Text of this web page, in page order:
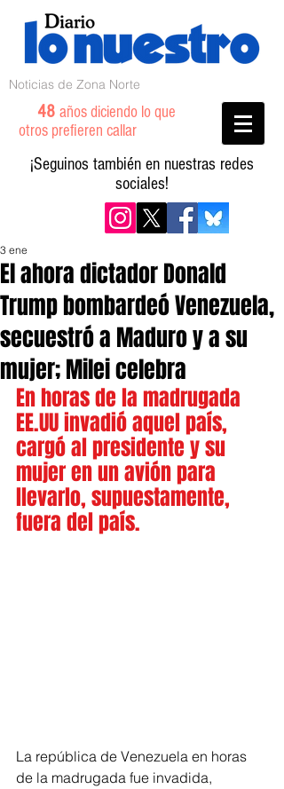
Noticias de Zona Norte
48 años diciendo lo que
otros prefieren callar
¡Seguinos también en nuestras redes
sociales!
El ahora dictador Donald
Trump bombardeó Venezuela,
secuestró a Maduro y a su
mujer; Milei celebra
3 ene
En horas de la madrugada
EE.UU invadió aquel país,
cargó al presidente y su
mujer en un avión para
llevarlo, supuestamente,
fuera del país.
La república de Venezuela en horas
de la madrugada fue invadida,